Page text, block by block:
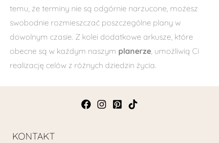
temu, że terminy nie są odgórnie narzucone, możesz
swobodnie rozmieszczać poszczególne plany w
dowolnym czasie. Z kolei dodatkowe arkusze, które
obecne są w każdym naszym planerze, umożliwią Ci
realizację celów z różnych dziedzin życia.
KONTAKT